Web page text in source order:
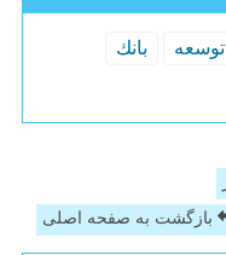
توسعه
بانك
بازگشت به صفحه اصلی